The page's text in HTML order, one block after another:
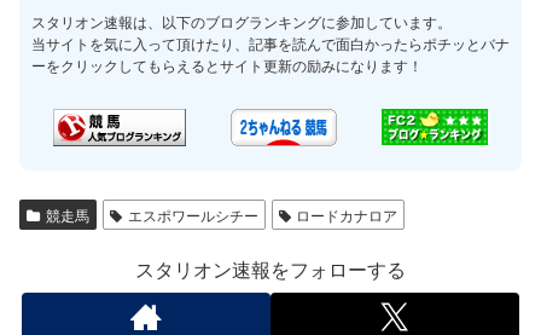
スタリオン速報は、以下のブログランキングに参加しています。
当サイトを気に入って頂けたり、記事を読んで面白かったらポチッとバナ
ーをクリックしてもらえるとサイト更新の励みになります！
競走馬 エスポワールシチー ロードカナロア
スタリオン速報をフォローする